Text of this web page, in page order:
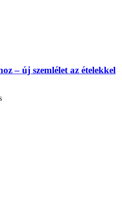
– új szemlélet az ételekkel